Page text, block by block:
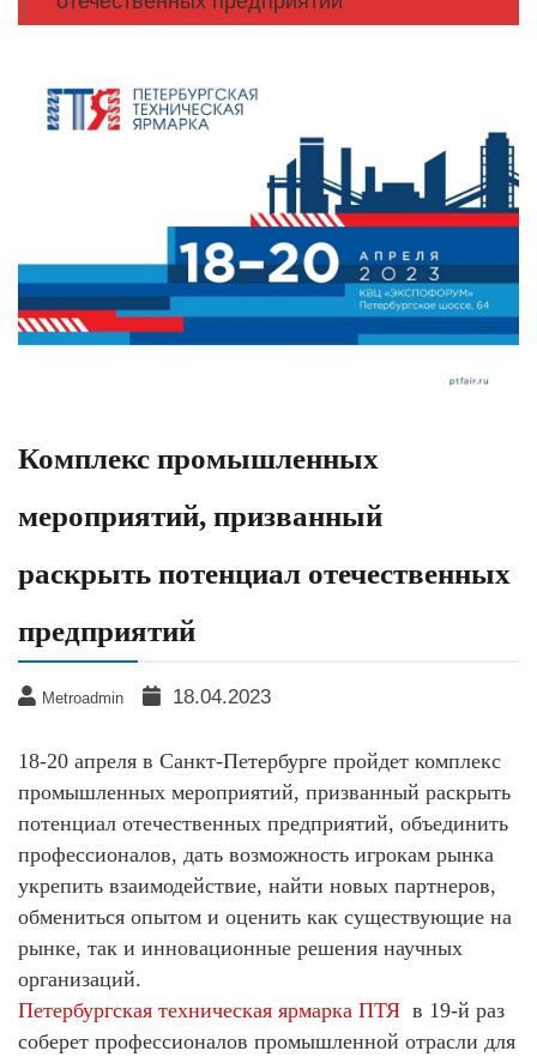
Комплекс промышленных
мероприятий, призванный
раскрыть потенциал отечественных
предприятий
Metroadmin 18.04.2023
18-20 апреля в Санкт-Петербурге пройдет комплекс
промышленных мероприятий, призванный раскрыть
потенциал отечественных предприятий, объединить
профессионалов, дать возможность игрокам рынка
укрепить взаимодействие, найти новых партнеров,
обмениться опытом и оценить как существующие на
рынке, так и инновационные решения научных
организаций.
Петербургская техническая ярмарка ПТЯ в 19-й раз
соберет профессионалов промышленной отрасли для